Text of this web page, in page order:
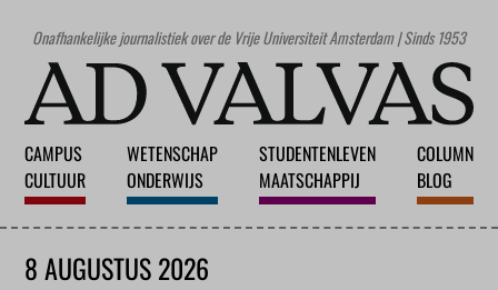
Onafhankelijke journalistiek over de Vrije Universiteit Amsterdam | Sinds 1953
CAMPUS
CULTUUR
WETENSCHAP
ONDERWIJS
STUDENTENLEVEN
MAATSCHAPPIJ
COLUMN
BLOG
8 AUGUSTUS 2026